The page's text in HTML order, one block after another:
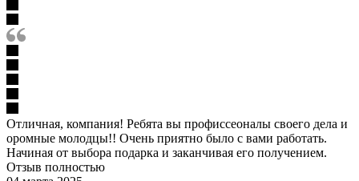
Отличная, компания! Ребята вы профиссеоналы своего дела и
оромные молодцы!! Очень приятно было с вами работать.
Начиная от выбора подарка и заканчивая его получением.
Отзыв полностью